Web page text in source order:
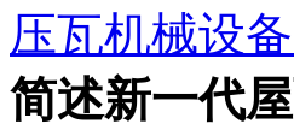
压瓦机械设
简述新一代